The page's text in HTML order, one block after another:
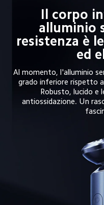
Il corpo
alluminio
resistenza è
ed
Al momento, l'alluminio
grado inferiore rispetto
Robusto, lucido e
antiossidazione. Un